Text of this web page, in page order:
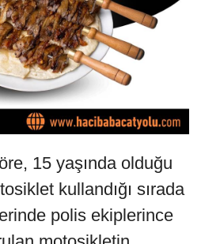
15 yaşında olduğu
kullandığı sırada
polis ekiplerince